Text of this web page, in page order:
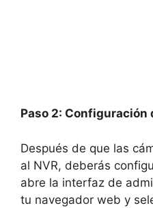
Paso 2: Configuración
Después de que las
al NVR, deberás
abre la interfaz de
tu navegador web y